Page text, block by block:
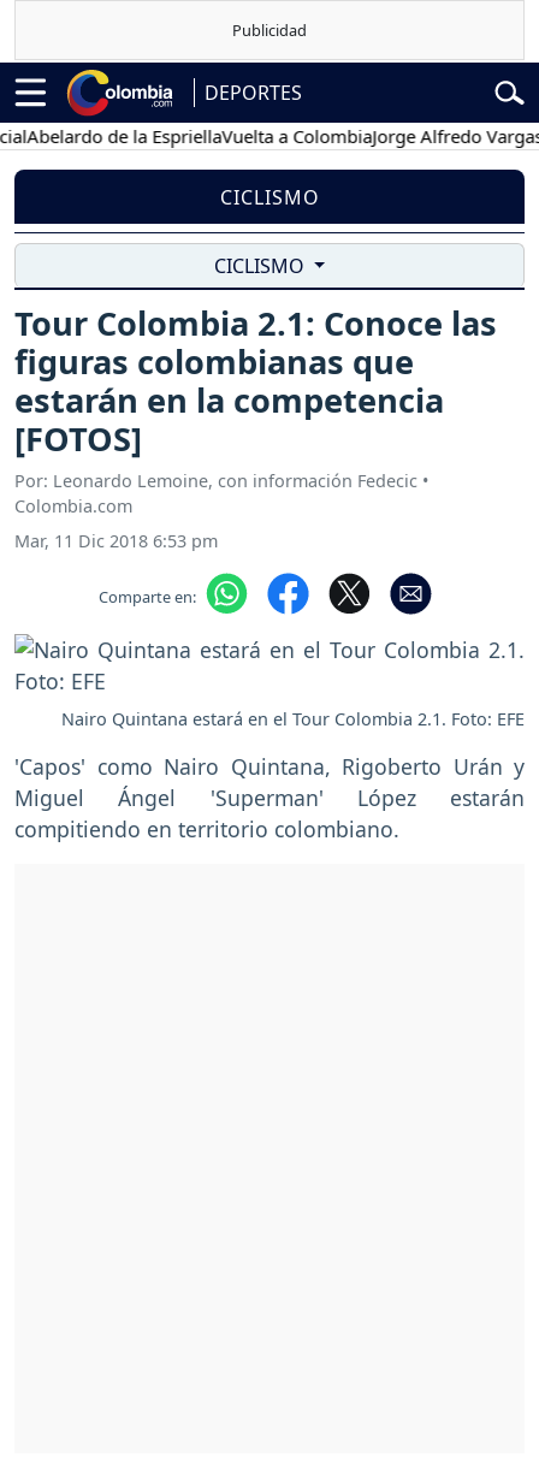
DEPORTES
de la EspriellaVuelta a ColombiaJorge Alfredo Vargas
CICLISMO
CICLISMO
Tour Colombia 2.1: Conoce las
figuras colombianas que
estarán en la competencia
[FOTOS]
Por: Leonardo Lemoine, con información Fedecic •
Colombia.com
Mar, 11 Dic 2018 6:53 pm
Comparte en:
Nairo Quintana estará en el Tour Colombia 2.1. Foto: EFE
'Capos' como Nairo Quintana, Rigoberto Urán y
Miguel Ángel 'Superman' López estarán
compitiendo en territorio colombiano.